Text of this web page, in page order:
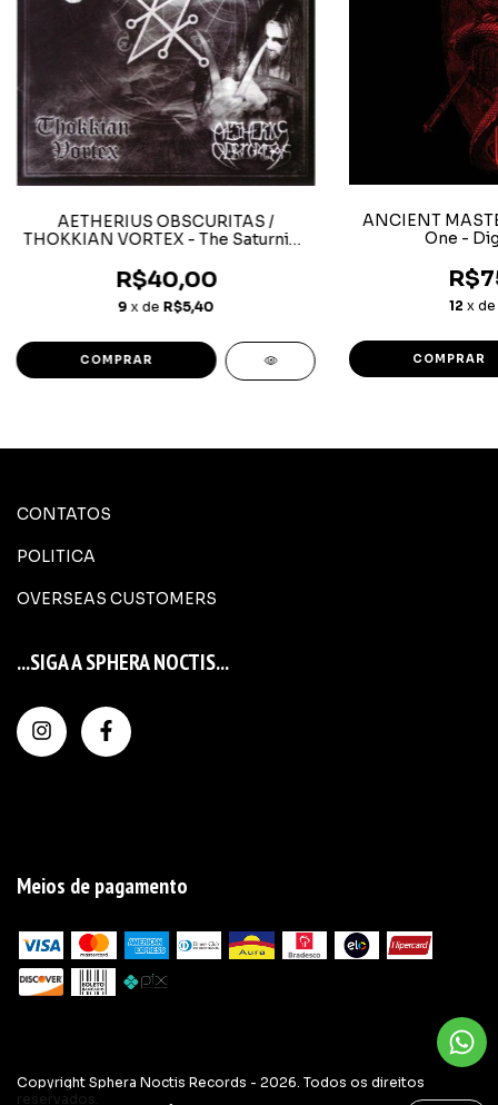
AETHERIUS OBSCURITAS /
THOKKIAN VORTEX - The Saturnine
R$40,00
9 x de R$5,40
ANCIENT
One -
12 x de
CONTATOS
POLITICA
OVERSEAS CUSTOMERS
...SIGA A SPHERA NOCTIS...
Meios de pagamento
Copyright Sphera Noctis Records - 2026. Todos os direitos
reservados.